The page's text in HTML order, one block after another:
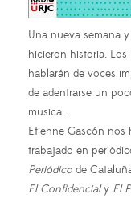
Una nueva semana
hicieron historia. Los
hablarán de voces
de adentrarse un
musical.
Etienne Gascón nos
trabajado en
Periódico de
El Confidencialy El